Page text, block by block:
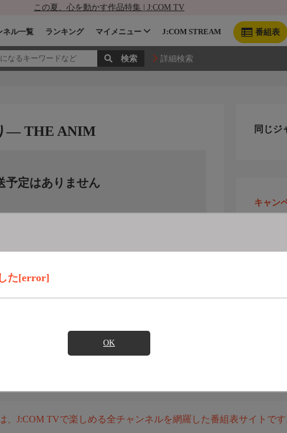
この夏、心を動かす作品特集 | J:COM TV
番組表
ネル一覧 ランキング マイメニュー J:COM STREAM
詳細検索
た[error]
OK
― THE ANIM
予定はありません
同じジ
キャン
、J:COM TVで楽しめる全チャンネルを網羅した番組表サイトです